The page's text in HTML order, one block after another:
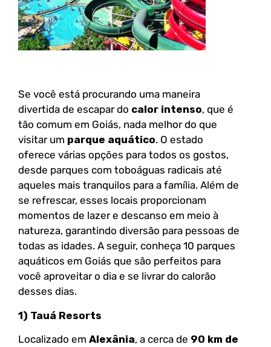
Se você está procurando uma maneira
divertida de escapar do calor intenso, que é
tão comum em Goiás, nada melhor do que
visitar um parque aquático. O estado
oferece várias opções para todos os gostos,
desde parques com toboáguas radicais até
aqueles mais tranquilos para a família. Além de
se refrescar, esses locais proporcionam
momentos de lazer e descanso em meio à
natureza, garantindo diversão para pessoas de
todas as idades. A seguir, conheça 10 parques
aquáticos em Goiás que são perfeitos para
você aproveitar o dia e se livrar do calorão
desses dias.
1) Tauá Resorts
Localizado em Alexânia, a cerca de 90 km de